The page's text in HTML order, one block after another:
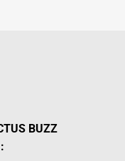
BUZZ